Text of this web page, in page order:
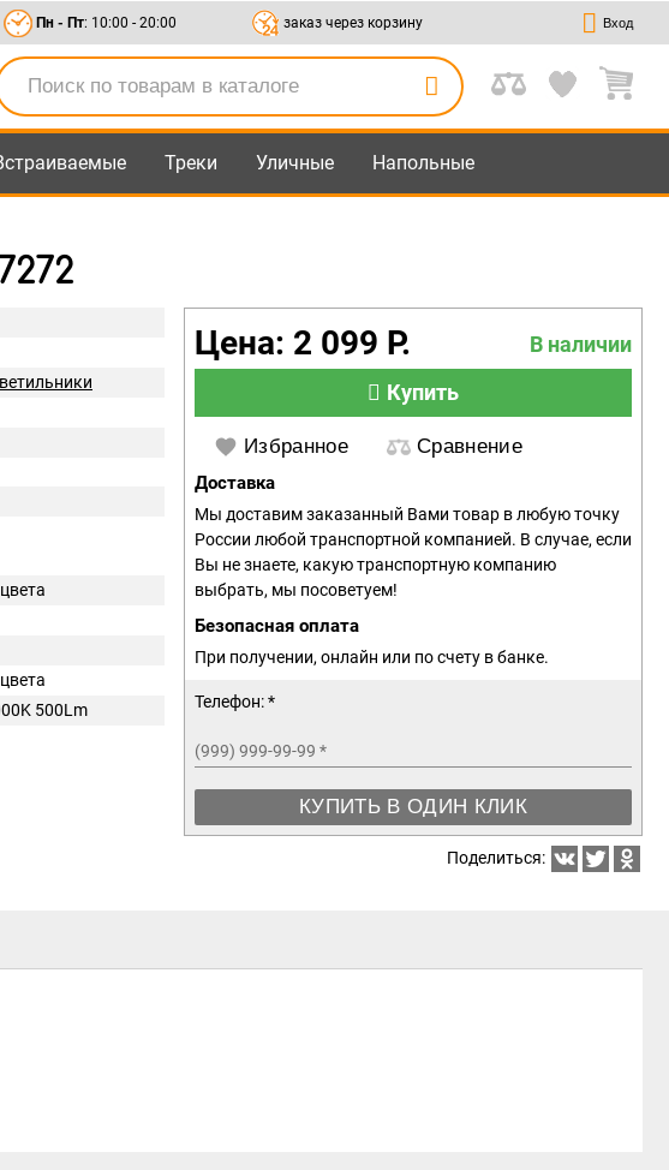
Пн - Пт: 10:00 - 20:00 заказ через корзину Вход
Треки Уличные Напольные
500Lm
Цена: 2 099 Р.
В наличии
Купить
Избранное Сравнение
Доставка
Мы доставим заказанный Вами товар в любую точку
России любой транспортной компанией. В случае, если
Вы не знаете, какую транспортную компанию
выбрать, мы посоветуем!
Безопасная оплата
При получении, онлайн или по счету в банке.
Телефон: *
(999) 999-99-99 *
КУПИТЬ В ОДИН КЛИК
Поделиться: